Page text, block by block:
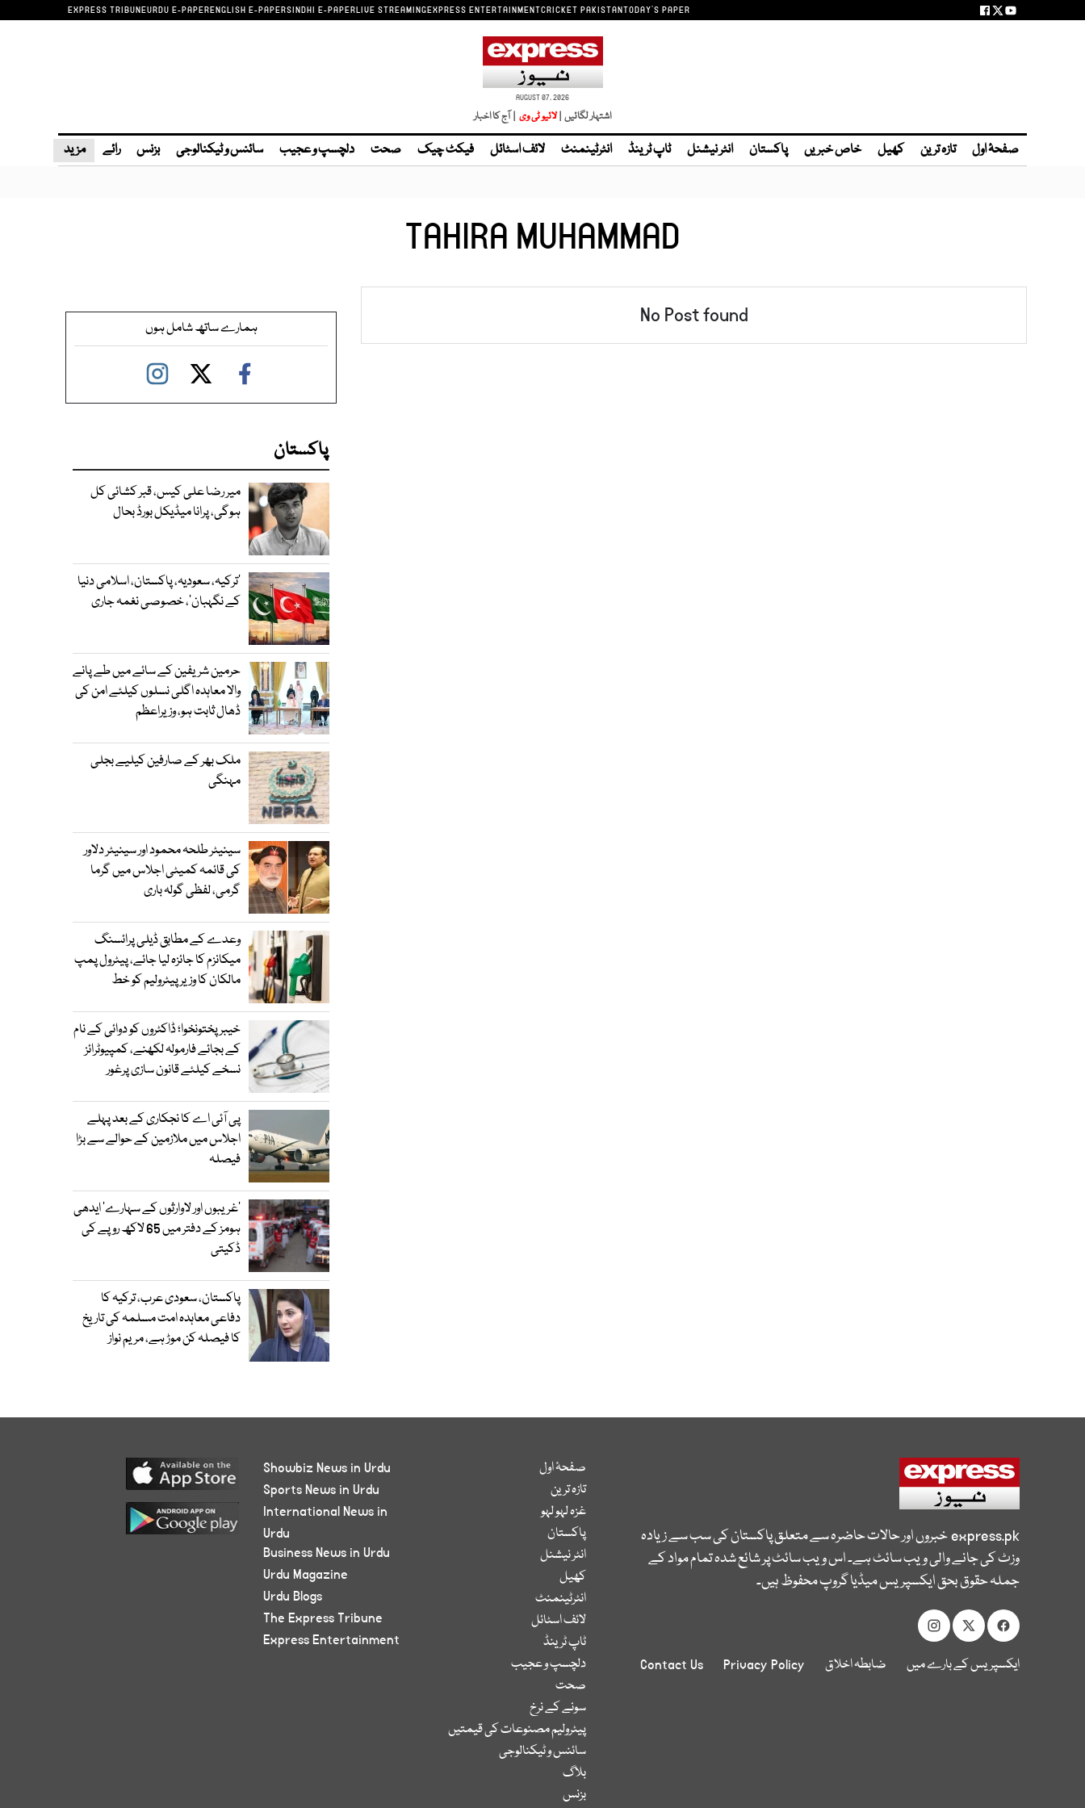
EXPRESS TRIBUNEURDU E-PAPERENGLISH E-PAPERSINDHI E-PAPERLIVE STREAMINGEXPRESS ENTERTAINMENTCRICKET PAKISTANTODAY'S PAPER
AUGUST 07, 2026
اشتہار لگائیں | | آج کا اخبار
صفحۂ اول تازہ ترین کھیل خاص خبریں پاکستان انٹر نیشنل ٹاپ ٹرینڈ انٹرٹینمنٹ لائف اسٹائل فیکٹ چیک صحت دلچسپ و عجیب سائنس و ٹیکنالوجی بزنس رائے مزید
TAHIRA MUHAMMAD
No Post found ہمارے ساتھ شامل ہوں
پاکستان
میر رضا علی کیس، قبر کشائی کل
ہوگی، پرانا میڈیکل بورڈ بحال
‘ترکیہ، سعودیہ، پاکستان، اسلامی دنیا
کے نگہبان’، خصوصی نغمہ جاری
حرمین شریفین کے سائے میں طے پانے
والا معاہدہ اگلی نسلوں کیلئے امن کی
ڈھال ثابت ہو، وزیراعظم
ملک بھر کے صارفین کیلیے بجلی
مہنگی
سینیٹر طلحہ محمود اور سینیٹر دلاور
کی قائمہ کمیٹی اجلاس میں گرما
گرمی، لفظی گولہ باری
وعدے کے مطابق ڈیلی پرائسنگ
میکانزم کا جائزہ لیا جائے، پیٹرول پمپ
مالکان کا وزیرپیٹرولیم کو خط
خیبرپختونخوا؛ ڈاکٹروں کو دوائی کے نام
کے بجائے فارمولہ لکھنے، کمپیوٹرائز
نسخے کیلئے قانون سازی پرغور
پی آئی اے کا نجکاری کے بعد پہلے
اجلاس میں ملازمین کے حوالے سے بڑا
فیصلہ
’غریبوں اور لاوارثوں کے سہارے‘ ایدھی
ہومز کے دفتر میں 65 لاکھ روپے کی
ڈکیتی
پاکستان، سعودی عرب، ترکیہ کا
دفاعی معاہدہ امت مسلمہ کی تاریخ
کا فیصلہ کن موڑ ہے، مریم نواز
express.pkخبروں اور حالات حاضرہ سے متعلق پاکستان کی سب سے زیادہ
وزٹ کی جانے والی ویب سائٹ ہے۔ اس ویب سائٹ پر شائع شدہ تمام مواد کے
جملہ حقوق بحق ایکسپریس میڈیا گروپ محفوظ ہیں۔
ایکسپریس کے بارے میں ضابطہ اخلاق Privacy Policy
Contact Us
صفحۂ اول
تازہ ترین
غزہ لہو لہو
پاکستان
انٹر نیشنل
کھیل
انٹرٹینمنٹ
لائف اسٹائل
ٹاپ ٹرینڈ
دلچسپ و عجیب
صحت
سونے کے نرخ
پیٹرولیم مصنوعات کی قیمتیں
سائنس و ٹیکنالوجی
بلاگ
بزنس
Showbiz News in Urdu
Sports News in Urdu
International News in
Urdu
Business News in Urdu
Urdu Magazine
Urdu Blogs
The Express Tribune
Express Entertainment